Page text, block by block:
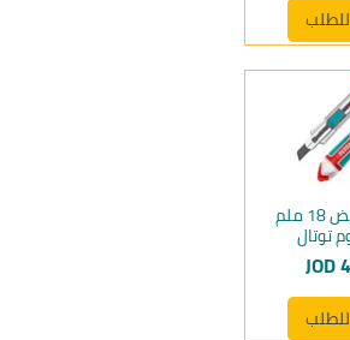
مشرط عريض 18 ملم
توتال
JOD